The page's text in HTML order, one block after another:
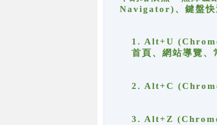
Navigator)、鍵盤快
1. Alt+U
首頁、網站導覽、
2. Alt+C
3. Alt+Z